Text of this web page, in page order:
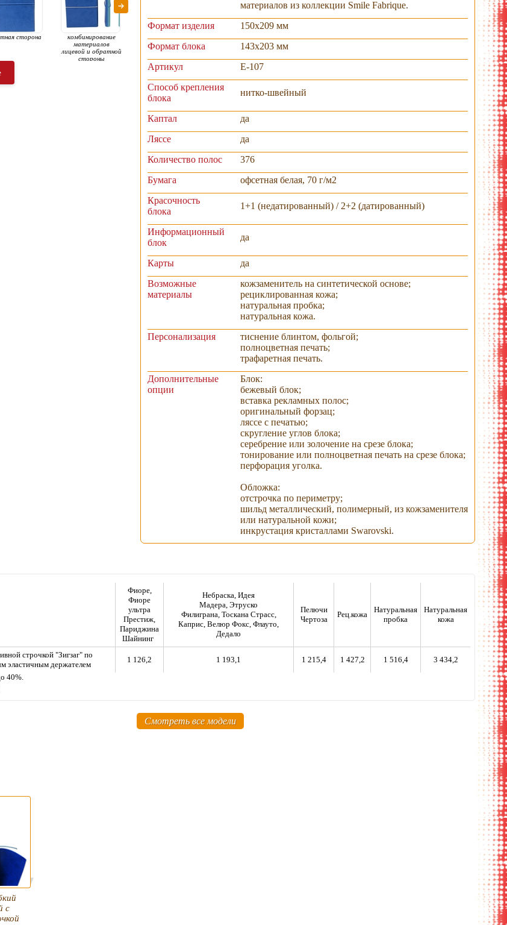
сторона
комбинирование
материалов
лицевой и обратной
стороны
прошивка корешка
материалов из коллекции Smile Fabrique.
Формат изделия
150х209 мм
Формат блока
143х203 мм
Артикул
E-107
Способ крепления
блока
нитко-швейный
Каптал
да
Ляссе
да
Количество полос
376
Бумага
офсетная белая, 70 г/м2
Красочность
блока
1+1 (недатированный) / 2+2 (датированный)
Информационный
блок
да
Карты
да
Возможные
материалы
кожзаменитель на синтетической основе;
рециклированная кожа;
натуральная пробка;
натуральная кожа.
Персонализация
тиснение блинтом, фольгой;
полноцветная печать;
трафаретная печать.
Дополнительные
опции
Блок:
бежевый блок;
вставка рекламных полос;
оригинальный форзац;
ляссе с печатью;
скругление углов блока;
серебрение или золочение на срезе блока;
тонирование или полноцветная печать на срезе блока;
перфорация уголка.
Обложка:
отстрочка по периметру;
шильд металлический, полимерный, из кожзаменителя
или натуральной кожи;
инкрустация кристаллами Swarovski.
Фиоре,
Фиоре
ультра
Престиж,
Париджина
Шайнинг
Небраска, Идея
Мадера, Этруско
Филиграна, Тоскана Страсс,
Каприс, Велюр Фокс, Флауто,
Дедало
Пелючи
Чертоза
Рец.кожа
Натуральная
пробка
Натуральная
кожа
строчкой "Зигзаг" по
эластичным держателем
1 126,2 1 193,1 1 215,4 1 427,2 1 516,4
3 434,2
40%.
Смотреть все модели
с